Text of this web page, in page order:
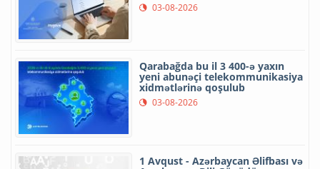
03-08-2026
Qarabağda bu il 3 400-ə yaxın
yeni abunəçi telekommunikasiya
xidmətlərinə qoşulub
03-08-2026
1 Avqust - Azərbaycan Əlifbası və